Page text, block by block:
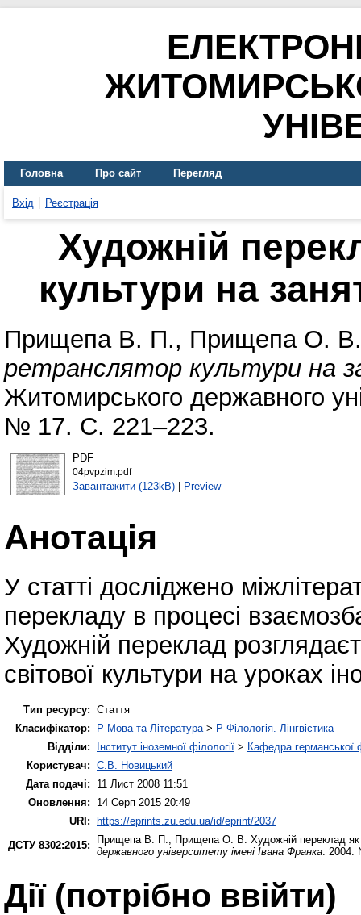
Головна Про сайт Перегляд
Вхід Реєстрація
Художній
культури на
Прищепа В. П., Прищепа О. В.
ретранслятор культури на
Житомирського державного
№ 17. С. 221–223.
PDF
04pvpzim.pdf
Завантажити (123kB)| Preview
Анотація
У статті досліджено
перекладу в процесі
Художній переклад
світової культури на уроках
Тип ресурсу: Стаття
Класифікатор:
P Мова та Література > P Філологія. Лінгвістика
Відділи:
Інститут іноземної філології > Кафедра германської
Користувач: С.В. Новицький
Дата подачі:
11 Лист 2008 11:51
Оновлення:
14 Серп 2015 20:49
URI: https://eprints.zu.edu.ua/id/eprint/2037
ДСТУ 8302:2015:
Прищепа В. П. Прищепа О. В. Художній переклад
державного університету імені Івана Франка .
Дії ​​(потрібно ввійти)